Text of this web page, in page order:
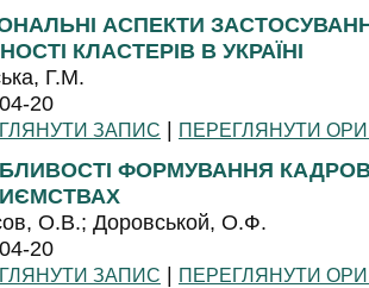
АСПЕКТИ
КЛАСТЕРІВ В УКРАЇНІ
Г.М.
20
ЗАПИС | ПЕРЕГЛЯНУТИ
ФОРМУВАННЯ
О.В.; Доровськой, О.Ф.
20
ЗАПИС | ПЕРЕГЛЯНУТИ